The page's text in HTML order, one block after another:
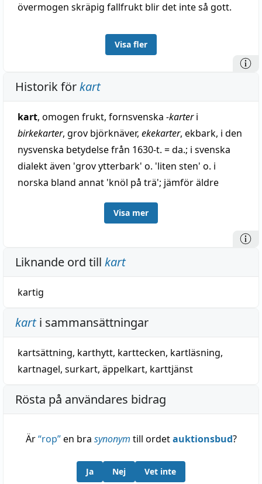
övermogen skräpig fallfrukt blir det inte så gott.
Visa fler
Historik förkart
kart, omogen frukt, fornsvenska -karteri
birkekarter, grov björknäver, ekekarter, ekbark, i den
nysvenska betydelse från 1630-t. = da.; i svenska
dialekt även 'grov ytterbark' o. 'liten sten' o. i
norska bland annat 'knöl på trä'; jämför äldre
, knöl på trä, omogen frukt',
Ark 36: 318); möjligen egentligen 'något ojämnt,
hopskrumpet', jämför norska dialektkarrao.
svenska dialekt
kartnaghlellerkartanaghl = fornisländska o.
fornnorska
kartnagl .
Visa mer
Liknande ord till kart
kartig
karti sammansättningar
kartsättning, karthytt, karttecken, kartläsning,
kartnagel, surkart, äppelkart, karttjänst
Rösta på användares bidrag
Är“rop”en bra synonym till ordetauktionsbud?
Ja Nej Vet inte